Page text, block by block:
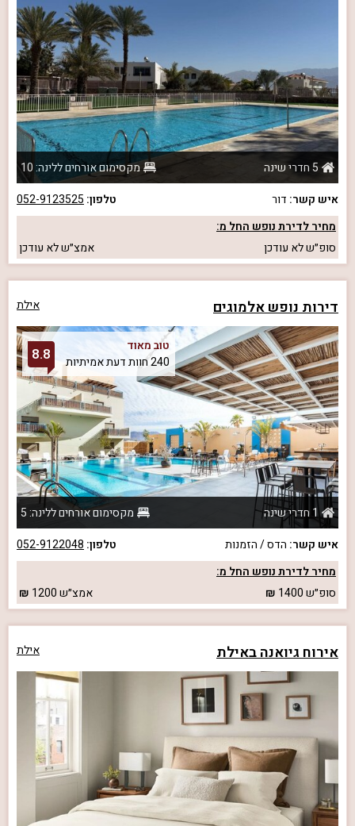
5 חדרי שינה
מקסימום אורחים ללינה: 10
איש קשר: דור טלפון: 052-9123525
מחיר לדירת נופש החל מ:
סופ״שלא עודכן אמצ״שלא עודכן
דירות נופש אלמוגים אילת
טוב מאוד
240 חוות דעת אמיתיות
8.8
1 חדרי שינה
מקסימום אורחים ללינה: 5
איש קשר: הדס / הזמנות טלפון: 052-9122048
מחיר לדירת נופש החל מ:
סופ״ש1400 אמצ״ש1200
אירוח גיואנה באילת אילת